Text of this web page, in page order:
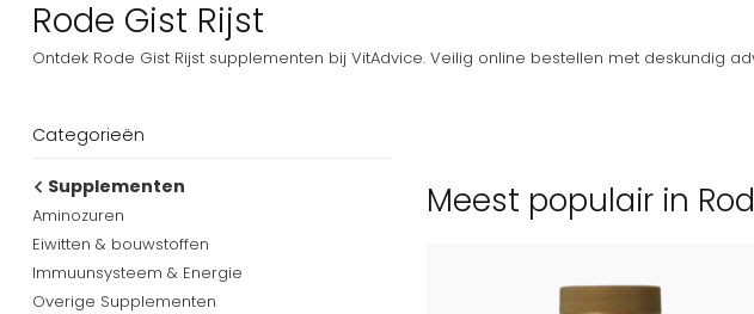
Rode Gist Rijst
Ontdek Rode Gist Rijst supplementen bij VitAdvice. Veilig online bestellen met deskundig
Categorieën
Supplementen
Aminozuren
Eiwitten & bouwstoffen
Immuunsysteem & Energie
Overige Supplementen
Meest populair in